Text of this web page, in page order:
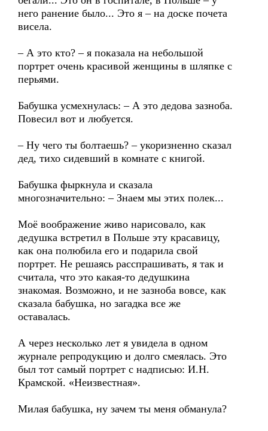
него ранение было... Это я – на доске почета
висела.
– А это кто? – я показала на небольшой
портрет очень красивой женщины в шляпке с
перьями.
Бабушка усмехнулась: – А это дедова зазноба.
Повесил вот и любуется.
– Ну чего ты болтаешь? – укоризненно сказал
дед, тихо сидевший в комнате с книгой.
Бабушка фыркнула и сказала
многозначительно: – Знаем мы этих полек...
Моё воображение живо нарисовало, как
дедушка встретил в Польше эту красавицу,
как она полюбила его и подарила свой
портрет. Не решаясь расспрашивать, я так и
считала, что это какая-то дедушкина
знакомая. Возможно, и не зазноба вовсе, как
сказала бабушка, но загадка все же
оставалась.
А через несколько лет я увидела в одном
журнале репродукцию и долго смеялась. Это
был тот самый портрет с надписью: И.Н.
Крамской. «Неизвестная».
Милая бабушка, ну зачем ты меня обманула?